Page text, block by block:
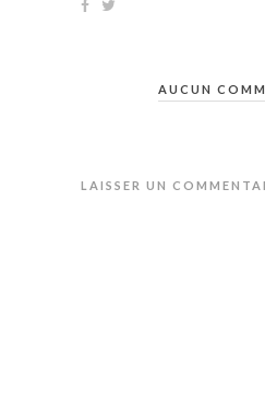
AUCUN
LAISSER UN